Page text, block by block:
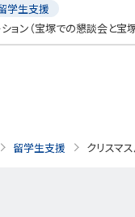
学生支援
ョン（宝塚での懇談会と宝
留学生支援 クリスマ